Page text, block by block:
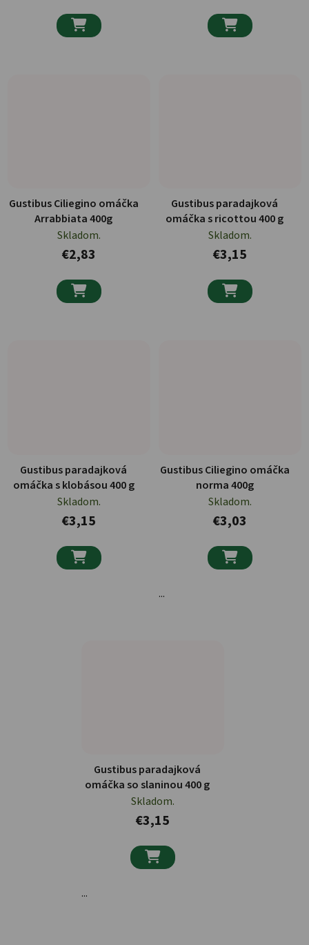
 
Gustibus Ciliegino omáčka
Arrabbiata 400g
Skladom.
€2,83

Gustibus paradajková
omáčka s ricottou 400 g
Skladom.
€3,15

Gustibus paradajková
omáčka s klobásou 400 g
Skladom.
€3,15

Gustibus Ciliegino omáčka
norma 400g
Skladom.
€3,03

...
Gustibus paradajková
omáčka so slaninou 400 g
Skladom.
€3,15

...